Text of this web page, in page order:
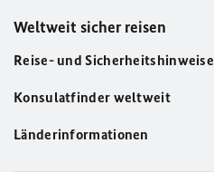
Weltweit sicher reisen
Reise- und Sicherheitshinweise
Konsulatfinder weltweit
Länderinformationen